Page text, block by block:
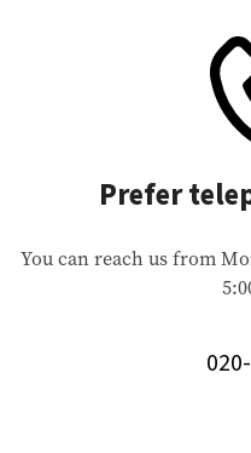
Prefer
You can reach us from